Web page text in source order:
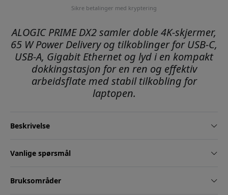
Sikre betalinger med kryptering
ALOGIC PRIME DX2 samler doble 4K-skjermer,
65 W Power Delivery og tilkoblinger for USB-C,
USB-A, Gigabit Ethernet og lyd i en kompakt
dokkingstasjon for en ren og effektiv
arbeidsflate med stabil tilkobling for
laptopen.
Beskrivelse
Vanlige spørsmål
Bruksområder